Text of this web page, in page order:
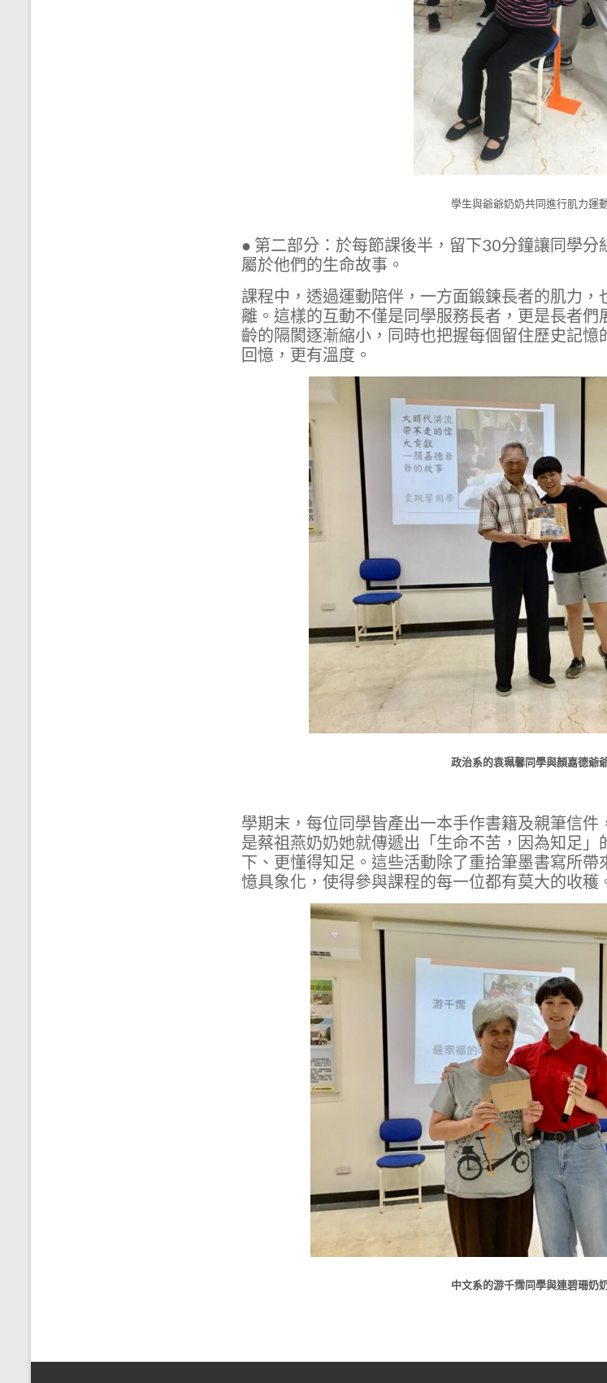
學生與爺爺奶奶共同進行肌力運
● 第二部分：於每節課後半，留下30分鐘讓同學
屬於他們的生命故事。
課程中，透過運動陪伴，一方面鍛鍊長者的肌力
離。這樣的互動不僅是同學服務長者，更是長者
齡的隔閡逐漸縮小，同時也把握每個留住歷史記
回憶，更有溫度。
政治系的袁珮馨同學與顏嘉德爺
學期末，每位同學皆產出一本手作書籍及親筆信
是蔡祖燕奶奶她就傳遞出「生命不苦，因為知足
下、更懂得知足。這些活動除了重拾筆墨書寫所帶
憶具象化，使得參與課程的每一位都有莫大的收穫
中文系的游千霈同學與連碧珊奶